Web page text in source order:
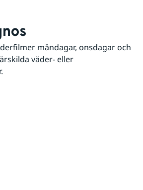
måndagar, onsdagar och
väder- eller